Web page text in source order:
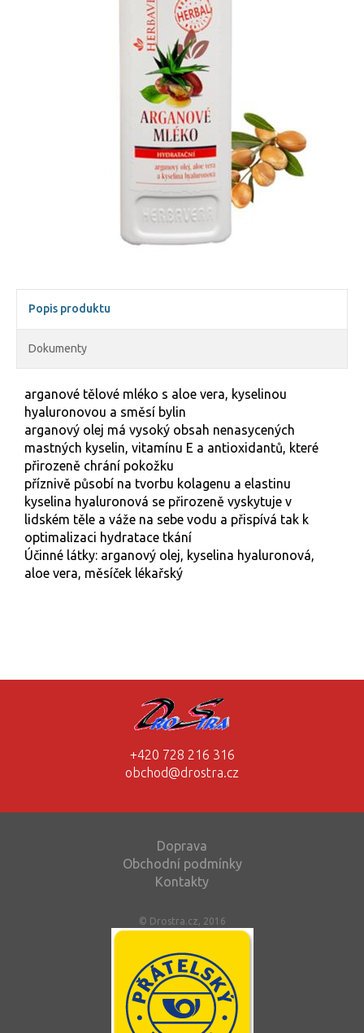
Popis produktu
Dokumenty
arganové tělové mléko s aloe vera, kyselinou
hyaluronovou a směsí bylin
arganový olej má vysoký obsah nenasycených
mastných kyselin, vitamínu E a antioxidantů, které
přirozeně chrání pokožku
příznivě působí na tvorbu kolagenu a elastinu
kyselina hyaluronová se přirozeně vyskytuje v
lidském těle a váže na sebe vodu a přispívá tak k
optimalizaci hydratace tkání
Účinné látky: arganový olej, kyselina hyaluronová,
aloe vera, měsíček lékařský
+420 728 216 316
obchod@drostra.cz
Doprava
Obchodní podmínky
Kontakty
© Drostra.cz, 2016